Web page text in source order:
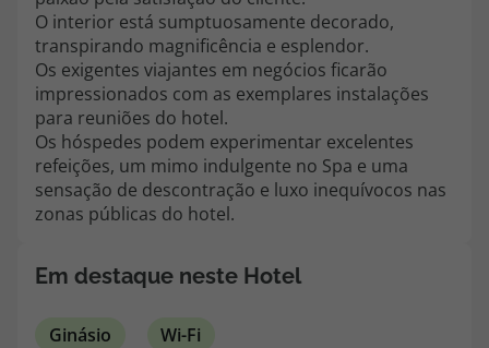
O interior está sumptuosamente decorado,
transpirando magnificência e esplendor.
Os exigentes viajantes em negócios ficarão
impressionados com as exemplares instalações
para reuniões do hotel.
Os hóspedes podem experimentar excelentes
refeições, um mimo indulgente no Spa e uma
sensação de descontração e luxo inequívocos nas
zonas públicas do hotel.
Em destaque neste Hotel
Ginásio Wi-Fi